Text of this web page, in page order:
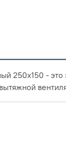
250x150 - это